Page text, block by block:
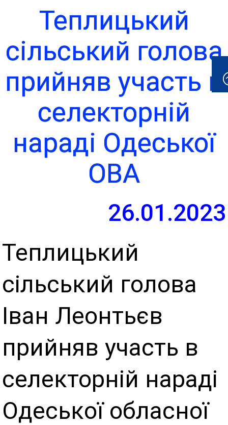
Теплицький
сільський голова
прийняв участь в
селекторній
нараді Одеської
ОВА
26.01.2023
Теплицький
сільський голова
Іван Леонтьєв
прийняв участь в
селекторній нараді
Одеської обласної